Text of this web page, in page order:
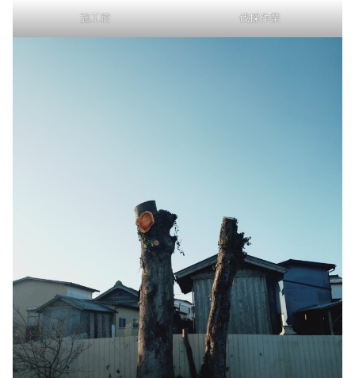
施工前 伐採作業